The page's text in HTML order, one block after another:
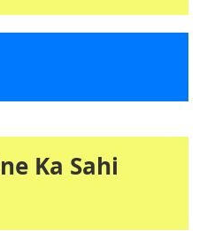
Ka Sahi